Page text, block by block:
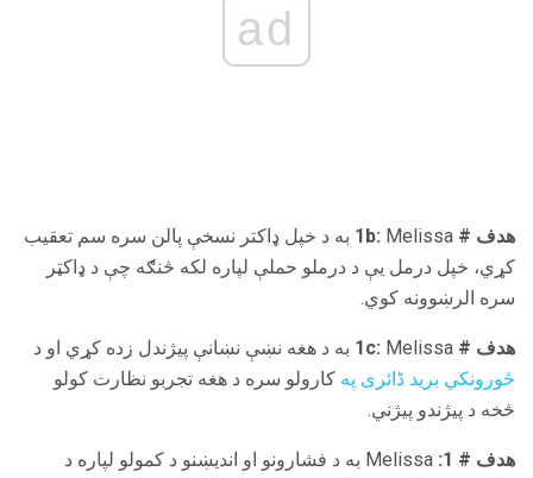
ad
هدف # 1b:
Melissa به د خپل ډاکتر نسخې پالن سره سم تعقیب
کړي، خپل درمل یې د درملو حملې لپاره لکه څنګه چې د ډاکټر
سره الرښوونه کوي.
هدف # 1c: Melissa به د هغه نښې نښانې پیژندل زده کړي او د
ځورونکي برید ڈائری په کارولو سره د هغه تجربو نظارت کولو
څخه د پیژندو پیژني.
هدف # 1:
Melissa به د فشارونو او اندیښنو د کمولو لپاره د